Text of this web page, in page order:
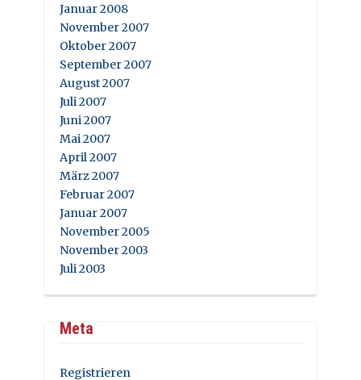
Januar 2008
November 2007
Oktober 2007
September 2007
August 2007
Juli 2007
Juni 2007
Mai 2007
April 2007
März 2007
Februar 2007
Januar 2007
November 2005
November 2003
Juli 2003
Meta
Registrieren